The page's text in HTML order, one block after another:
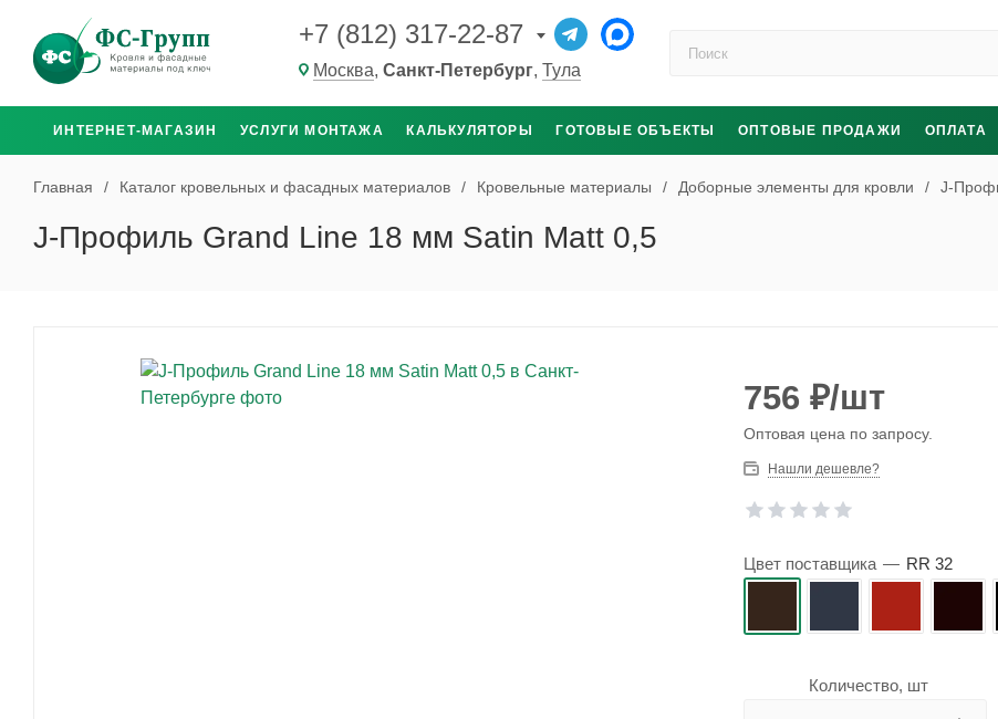
+7 (812) 317-22-87
Москва, Санкт-Петербург, Тула
ИНТЕРНЕТ-МАГАЗИН УСЛУГИ МОНТАЖА КАЛЬКУЛЯТОРЫ ГОТОВЫЕ ОБЪЕКТЫ ОПТОВЫЕ ПРОДАЖИ ОПЛАТА
Главная / Каталог кровельных и фасадных материалов / Кровельные материалы / Доборные элементы для кровли / J-
J-Профиль Grand Line 18 мм Satin Matt 0,5
756 ₽/шт
Оптовая цена по запросу.
Нашли дешевле?
Цвет поставщика — RR 32
Количество, шт